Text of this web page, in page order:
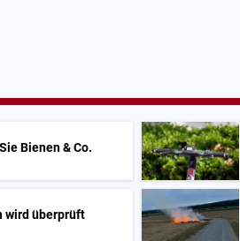
Bienen & Co.
wird überprüft